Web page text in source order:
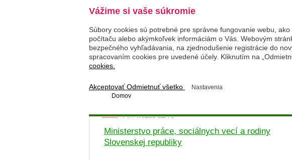
Vážime si vaše súkromie
Súbory cookies sú potrebné pre správne fungovanie webu,
počítaču alebo akýmkoľvek informáciám o Vás. Webovým
bezpečného vyhľadávania, na zjednodušenie registrácie do
spracovaním cookies pre uvedené účely. Kliknutím na
cookies.
AkceptovaťOdmietnuť všetko
Nastavenia
Domov
Ministerstvo práce, sociálnych vecí a rodiny
Slovenskej republiky